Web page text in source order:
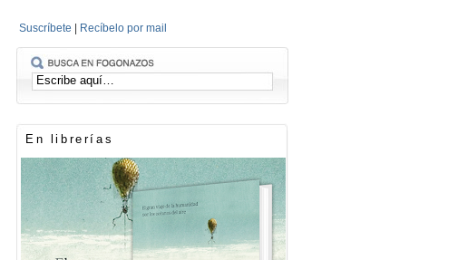
Suscríbete Recíbelo por mail
En librerías